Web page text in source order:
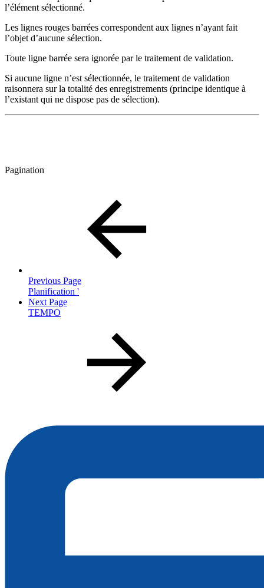
l’élément sélectionné.
Les lignes rouges barrées correspondent aux lignes n’ayant fait
l’objet d’aucune sélection.
Toute ligne barrée sera ignorée par le traitement de validation.
Si aucune ligne n’est sélectionnée, le traitement de validation
raisonnera sur la totalité des enregistrements (principe identique à
l’existant qui ne dispose pas de sélection).
Pagination
Previous Page
Planification '
Next Page
TEMPO